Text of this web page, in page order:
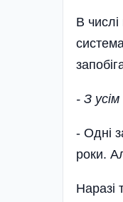
В
- З
- Одні
роки.
Наразі